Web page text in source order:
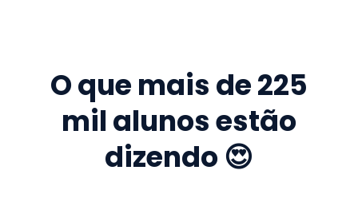
O que mais de225
mil alunos estão
dizendo 😍